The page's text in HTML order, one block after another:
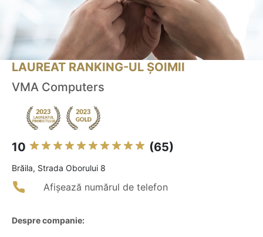
LAUREAT RANKING-UL ȘOIMII
VMA Computers
10 (65)
Brăila, Strada Oborului 8
Afișează numărul de telefon
Despre companie: